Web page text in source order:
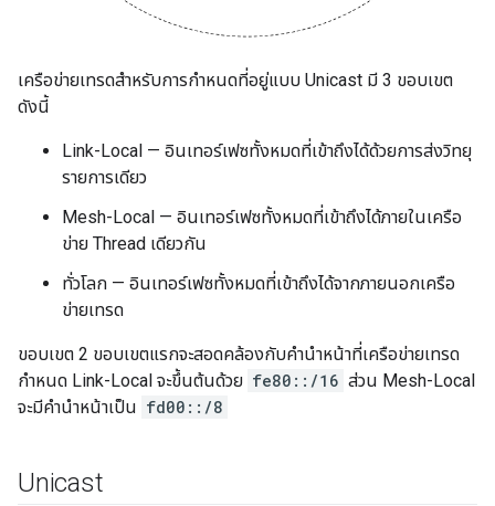
เครือข่ายเทรดสําหรับการกำหนดที่อยู่แบบ Unicast มี 3 ขอบเขต
ดังนี้
Link-Local — อินเทอร์เฟซทั้งหมดที่เข้าถึงได้ด้วยการส่งวิทยุ
รายการเดียว
Mesh-Local — อินเทอร์เฟซทั้งหมดที่เข้าถึงได้ภายในเครือ
ข่าย Thread เดียวกัน
ทั่วโลก — อินเทอร์เฟซทั้งหมดที่เข้าถึงได้จากภายนอกเครือ
ข่ายเทรด
ขอบเขต 2 ขอบเขตแรกจะสอดคล้องกับคำนำหน้าที่เครือข่ายเทรด
กำหนด Link-Local จะขึ้นต้นด้วย fe80::/16 ส่วน Mesh-Local
จะมีคำนำหน้าเป็น fd00::/8
Unicast